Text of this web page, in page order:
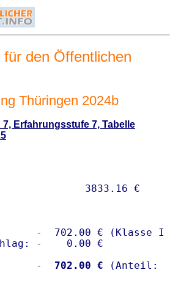
den Öffentlichen
Thüringen 2024b
Erfahrungsstufe 7, Tabelle
-  702.00 € (Klasse I)
-    0.00 €
-
  702.00 €